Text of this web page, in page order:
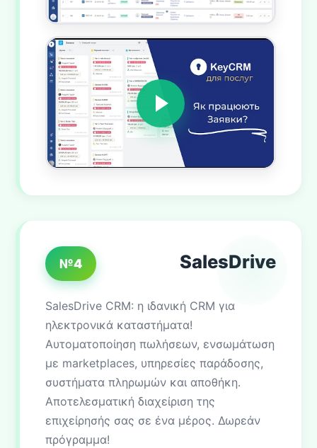
№4 SalesDrive
SalesDrive CRM: η ιδανική CRM για
ηλεκτρονικά καταστήματα!
Αυτοματοποίηση πωλήσεων, ενσωμάτωση
με marketplaces, υπηρεσίες παράδοσης,
συστήματα πληρωμών και αποθήκη.
Αποτελεσματική διαχείριση της
επιχείρησής σας σε ένα μέρος. Δωρεάν
πρόγραμμα!